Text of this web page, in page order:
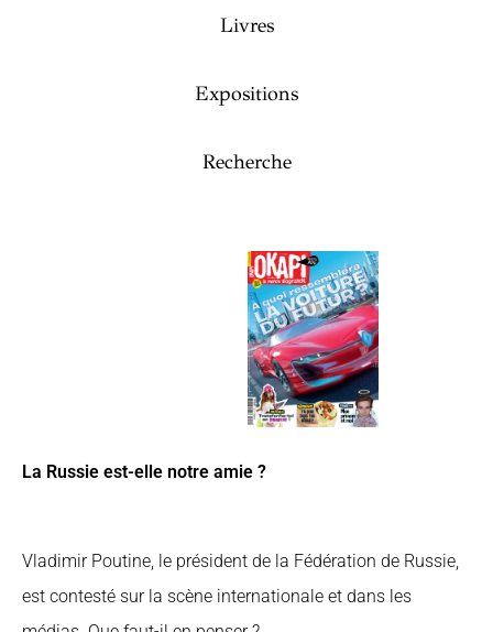
Livres
Expositions
Recherche
La Russie est-elle notre amie ?
Vladimir Poutine, le président de la Fédération de Russie,
est contesté sur la scène internationale et dans les